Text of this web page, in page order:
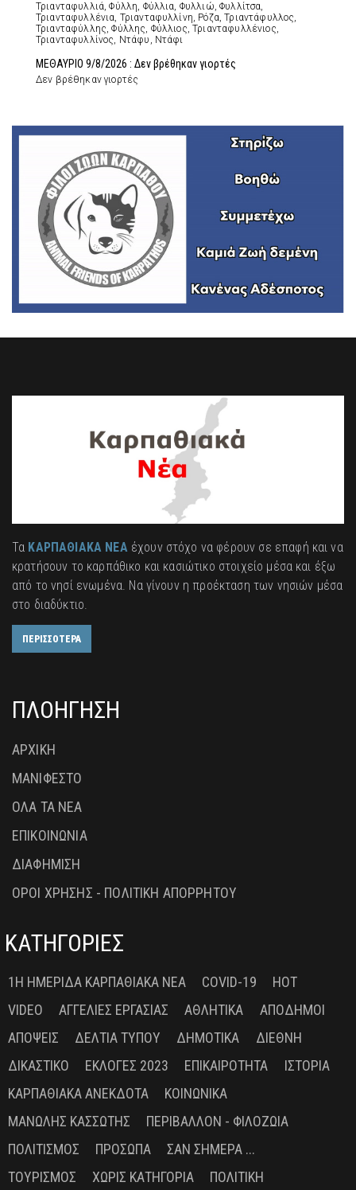
Τριανταφυλλιά, Φύλλη, Φύλλια, Φυλλιώ, Φυλλίτσα,
Τριανταφυλλένια, Τριανταφυλλίνη, Ρόζα, Τριαντάφυλλος,
Τριανταφύλλης, Φύλλης, Φύλλιος, Τριανταφυλλένιος,
Τριανταφυλλίνος, Ντάφυ, Ντάφι
ΜΕΘΑΥΡΙΟ 9/8/2026 : Δεν βρέθηκαν γιορτές
Δεν βρέθηκαν γιορτές
Τα ΚΑΡΠΑΘΙΑΚΑ ΝΕΑέχουν στόχο να φέρουν σε επαφή και να
κρατήσουν το καρπάθικο και κασιώτικο στοιχείο μέσα και έξω
από το νησί ενωμένα. Να γίνουν η προέκταση των νησιών μέσα
στο διαδύκτιο.
ΠΕΡΙΣΣΟΤΕΡΑ
ΠΛΟΗΓΗΣΗ
ΑΡΧΙΚΗ
ΜΑΝΙΦΕΣΤΟ
ΟΛΑ ΤΑ ΝΕΑ
ΕΠΙΚΟΙΝΩΝΙΑ
ΔΙΑΦΗΜΙΣΗ
ΟΡΟΙ ΧΡΗΣΗΣ - ΠΟΛΙΤΙΚΗ ΑΠΟΡΡΗΤΟΥ
ΚΑΤΗΓΟΡΙΕΣ
1Η ΗΜΕΡΊΔΑ ΚΑΡΠΑΘΙΑΚΆ ΝΈΑ COVID-19
HOT
VIDEO
ΑΓΓΕΛΊΕΣ ΕΡΓΑΣΊΑΣ ΑΘΛΗΤΙΚΆ
ΑΠΌΔΗΜΟΙ
ΑΠΌΨΕΙΣ
ΔΕΛΤΊΑ ΤΎΠΟΥ ΔΗΜΟΤΙΚΆ
ΔΙΕΘΝΉ
ΔΙΚΑΣΤΙΚΌ
ΕΚΛΟΓΈΣ 2023 ΕΠΙΚΑΙΡΌΤΗΤΑ
ΙΣΤΟΡΊΑ
ΚΑΡΠΑΘΙΑΚΆ ΑΝΈΚΔΟΤΑ
ΚΟΙΝΩΝΙΚΆ
ΜΑΝΏΛΗΣ ΚΑΣΣΏΤΗΣ
ΠΕΡΙΒΆΛΛΟΝ - ΦΙΛΟΖΩΊΑ
ΠΟΛΙΤΙΣΜΌΣ
ΠΡΌΣΩΠΑ
ΣΑΝ ΣΉΜΕΡΑ ...
ΤΟΥΡΙΣΜΌΣ
ΧΩΡΊΣ ΚΑΤΗΓΟΡΊΑ ΠΟΛΙΤΙΚΉ